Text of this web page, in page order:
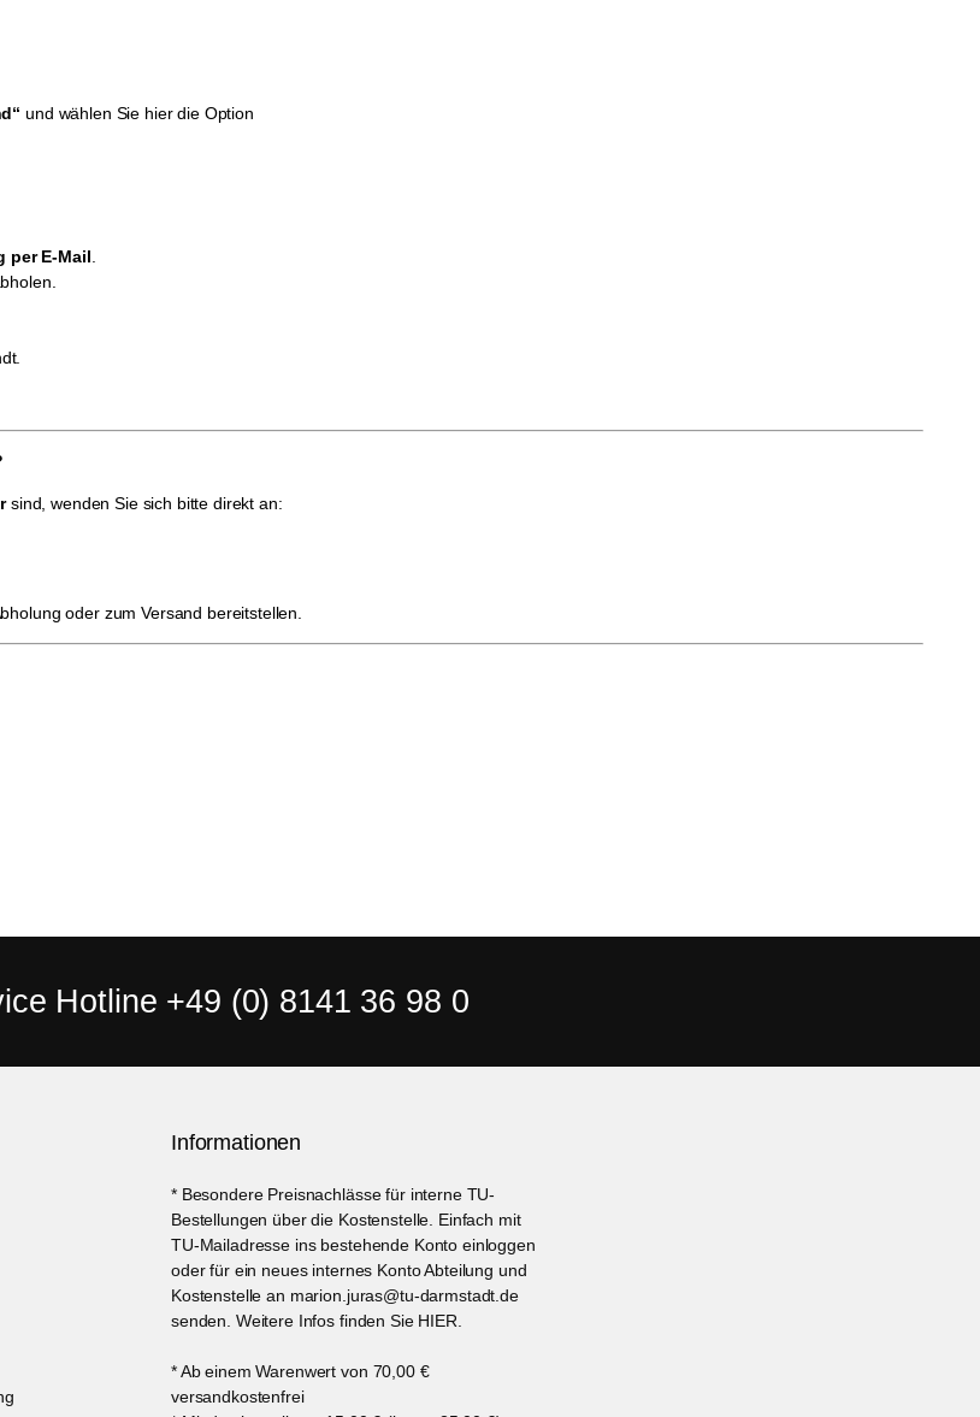
und wählen Sie hier die Option
per E-Mail
sind, wenden Sie sich bitte direkt an:
oder zum Versand bereitstellen.
Hotline +49 (0) 8141 36 98 0
Informationen
* Besondere Preisnachlässe für interne TU-
Bestellungen über die Kostenstelle. Einfach mit
TU-Mailadresse ins bestehende Konto einloggen
oder für ein neues internes Konto Abteilung und
Kostenstelle an marion.juras@tu-darmstadt.de
senden. Weitere Infos finden Sie HIER.
* Ab einem Warenwert von 70,00 €
versandkostenfrei